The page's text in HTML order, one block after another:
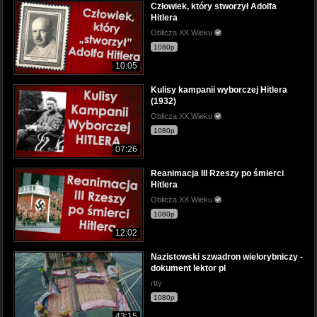
10:05
Człowiek, który stworzył Adolfa
Hitlera
Oblicza XX Wieku
1080p
07:26
Kulisy kampanii wyborczej Hitlera
(1932)
Oblicza XX Wieku
1080p
12:02
Reanimacja III Rzeszy po śmierci
Hitlera
Oblicza XX Wieku
1080p
Nazistowski szwadron wielorybniczy -
dokument lektor pl
rtty
1080p